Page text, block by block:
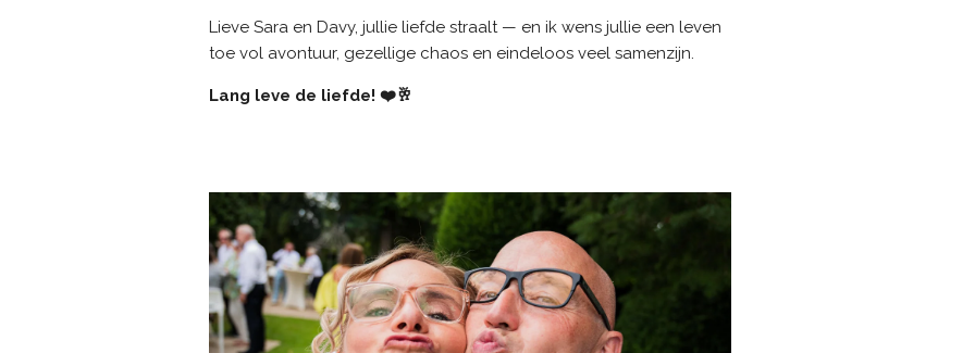
Lieve Sara en Davy, jullie liefde straalt — en ik wens jullie een leven
toe vol avontuur, gezellige chaos en eindeloos veel samenzijn.
Lang leve de liefde! ❤️🥂